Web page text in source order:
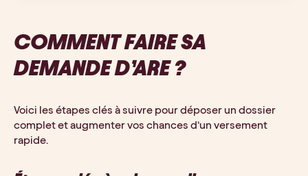
COMMENT FAIRE SA
DEMANDE D’ARE ?
Voici les étapes clés à suivre pour déposer un dossier
complet et augmenter vos chances d’un versement
rapide.